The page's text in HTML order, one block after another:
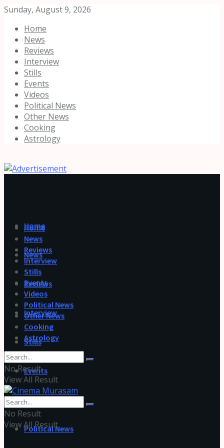
Sunday, August 9, 2026
Home
News
Reviews
Interview
Stills
Events
Videos
Political News
Other News
Cooking
Astrology
Home
News
Reviews
Interview
Stills
Events
Videos
Political News
Home
News
Reviews
Interview
Stills
Events
Videos
Political News
Other News
Cooking
Astrology
No Result
View All Result
No Result
View All Result